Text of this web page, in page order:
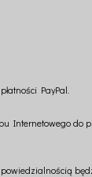
PayPal.
Internetowego do